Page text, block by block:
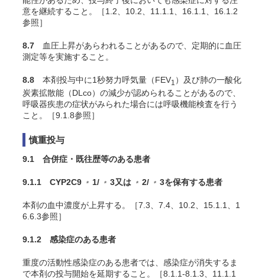
意を継続すること。［1.2、10.2、11.1.1、16.1.1、16.1.2
参照］
8.7 血圧上昇があらわれることがあるので、定期的に血圧
測定等を実施すること。
8.8 本剤投与中に1秒努力呼気量（FEV1 ）及び肺の一酸化
炭素拡散能（DLco）の減少が認められることがあるので、
呼吸器疾患の症状がみられた場合には呼吸機能検査を行う
こと。［9.1.8参照］
慎重投与
9.1 合併症・既往歴等のある患者
9.1.1 CYP2C9 ＊ 1/ ＊ 3又は ＊ 2/ ＊ 3を保有する患者
本剤の血中濃度が上昇する。［7.3、7.4、10.2、15.1.1、1
6.6.3参照］
9.1.2 感染症のある患者
重度の活動性感染症のある患者では、感染症が消失するま
で本剤の投与開始を延期すること。［8.1.1-8.1.3、11.1.1